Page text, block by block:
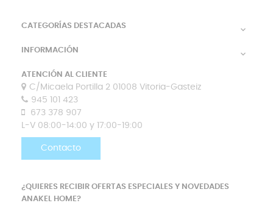
CATEGORÍAS DESTACADAS 
INFORMACIÓN 
ATENCIÓN AL CLIENTE
C/Micaela Portilla 2 01008 Vitoria-Gasteiz
945 101 423
673 378 907
L-V 08:00-14:00 y 17:00-19:00
Contacto
¿QUIERES RECIBIR OFERTAS ESPECIALES Y NOVEDADES
ANAKEL HOME?